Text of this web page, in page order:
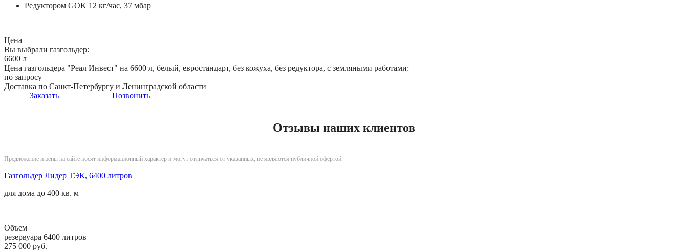
Редуктором GOK 12 кг/час, 37 мбар
Цена
Вы выбрали газгольдер:
6600 л
Цена газгольдера "Реал Инвест" на 6600 л, белый, евростандарт, без кожуха, без редуктора, с земляными работами:
по запросу
Доставка по Санкт-Петербургу и Ленинградской области
Заказать
Позвонить
Отзывы наших клиентов
Предложение и цены на сайте носят информационный характер и могут отличаться от указанных, не являются публичной офертой.
Газгольдер Лидер ТЭК, 6400 литров
для дома до 400 кв. м
Объем
резервуара 6400 литров
275 000 руб.